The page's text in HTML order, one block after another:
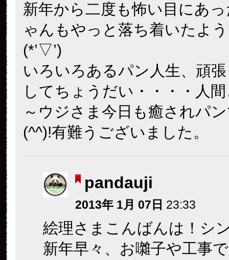
新年から二度も怖い目にあ
ゃんもやっと落ち着いたよ
(*’▽’)
いろいろあるパン人生、頑
してちょうだい・・・・人
～ウジさま今日も癒されパ
(^^)!有難うございました。
pandauji
2013年 1月 07日 23:33
絵理さまこんばんは！シ
新年早々、お囃子や工事